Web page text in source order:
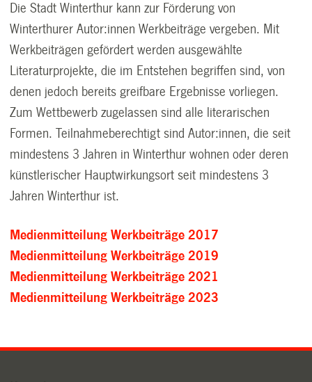
Die Stadt Winterthur kann zur Förderung von
Winterthurer Autor:innen Werkbeiträge vergeben. Mit
Werkbeiträgen gefördert werden ausgewählte
Literaturprojekte, die im Entstehen begriffen sind, von
denen jedoch bereits greifbare Ergebnisse vorliegen.
Zum Wettbewerb zugelassen sind alle literarischen
Formen. Teilnahmeberechtigt sind Autor:innen, die seit
mindestens 3 Jahren in Winterthur wohnen oder deren
künstlerischer Hauptwirkungsort seit mindestens 3
Jahren Winterthur ist.
Medienmitteilung Werkbeiträge 2017
Medienmitteilung Werkbeiträge 2019
Medienmitteilung Werkbeiträge 2021
Medienmitteilung Werkbeiträge 2023